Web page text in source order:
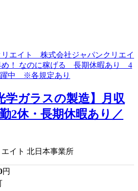
学ガラスの製造】月収
2休・長期休暇あり／
イト 北日本事業所
円